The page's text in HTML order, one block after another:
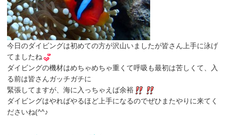
今日のダイビングは初めての方が沢山いましたが皆さん上手に泳げ
てましたね
ダイビングの機材はめちゃめちゃ重くて呼吸も最初は苦しくて、入
る前は皆さんガッチガチに
緊張してますが、海に入っちゃえば余裕
ダイビングはやればやるほど上手になるのでぜひまたやりに来てく
ださいね(^^♪